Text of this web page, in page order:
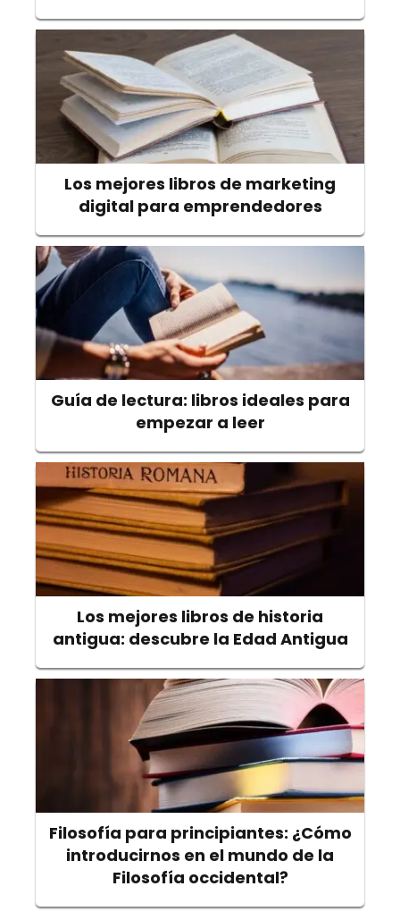
Los mejores libros de marketing
digital para emprendedores
Guía de lectura: libros ideales para
empezar a leer
Los mejores libros de historia
antigua: descubre la Edad Antigua
Filosofía para principiantes: ¿Cómo
introducirnos en el mundo de la
Filosofía occidental?